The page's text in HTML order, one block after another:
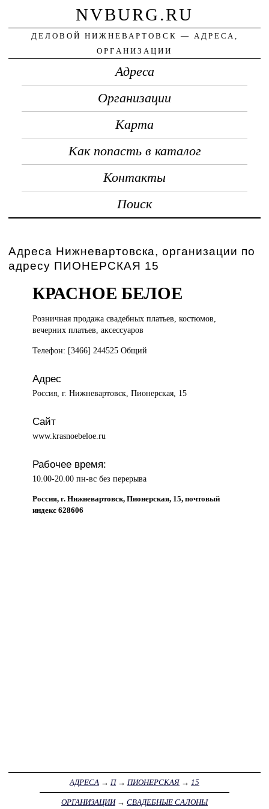
NVBURG.RU
ДЕЛОВОЙ НИЖНЕВАРТОВСК — АДРЕСА,
ОРГАНИЗАЦИИ
Адреса
Организации
Карта
Как попасть в каталог
Контакты
Поиск
Адреса Нижневартовска, организации по
адресу ПИОНЕРСКАЯ 15
КРАСНОЕ БЕЛОЕ
Розничная продажасвадебных платьев, костюмов,
вечерних платьев, аксессуаров
Телефон: [3466] 244525 Общий
Адрес
Россия, г. Нижневартовск, Пионерская, 15
Сайт
www.krasnoebeloe.ru
Рабочее время:
10.00-20.00 пн-вс без перерыва
Россия, г. Нижневартовск, Пионерская, 15, почтовый
индекс 628606
АДРЕСА → П→ ПИОНЕРСКАЯ → 15
ОРГАНИЗАЦИИ→ СВАДЕБНЫЕ САЛОНЫ